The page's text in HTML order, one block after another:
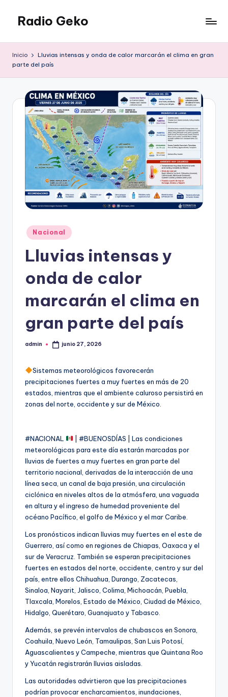
Saltar
contenido
Radio Geko
Inicio
Lluvias intensas y onda de calor marcarán el clima en gran
parte del país
Publicado
en
Nacional
Lluvias intensas y
onda de calor
marcarán el clima en
gran parte del país
Publicado
admin junio 27, 2026
Sistemas meteorológicos favorecerán
precipitaciones fuertes a muy fuertes en más de 20
estados, mientras que el ambiente caluroso persistirá en
zonas del norte, occidente y sur de México.
#NACIONAL
| #BUENOSDÍAS | Las condiciones
meteorológicas para este día estarán marcadas por
lluvias de fuertes a muy fuertes en gran parte del
territorio nacional, derivadas de la interacción de una
línea seca, un canal de baja presión, una circulación
ciclónica en niveles altos de la atmósfera, una vaguada
en altura y el ingreso de humedad proveniente del
océano Pacífico, el golfo de México y el mar Caribe.
Los pronósticos indican lluvias muy fuertes en el este de
Guerrero, así como en regiones de Chiapas, Oaxaca y el
sur de Veracruz. También se esperan precipitaciones
fuertes en estados del norte, occidente, centro y sur del
país, entre ellos Chihuahua, Durango, Zacatecas,
Sinaloa, Nayarit, Jalisco, Colima, Michoacán, Puebla,
Tlaxcala, Morelos, Estado de México, Ciudad de México,
Hidalgo, Querétaro, Guanajuato y Tabasco.
Además, se prevén intervalos de chubascos en Sonora,
Coahuila, Nuevo León, Tamaulipas, San Luis Potosí,
Aguascalientes y Campeche, mientras que Quintana Roo
y Yucatán registrarán lluvias aisladas.
Las autoridades advirtieron que las precipitaciones
podrían provocar encharcamientos, inundaciones,